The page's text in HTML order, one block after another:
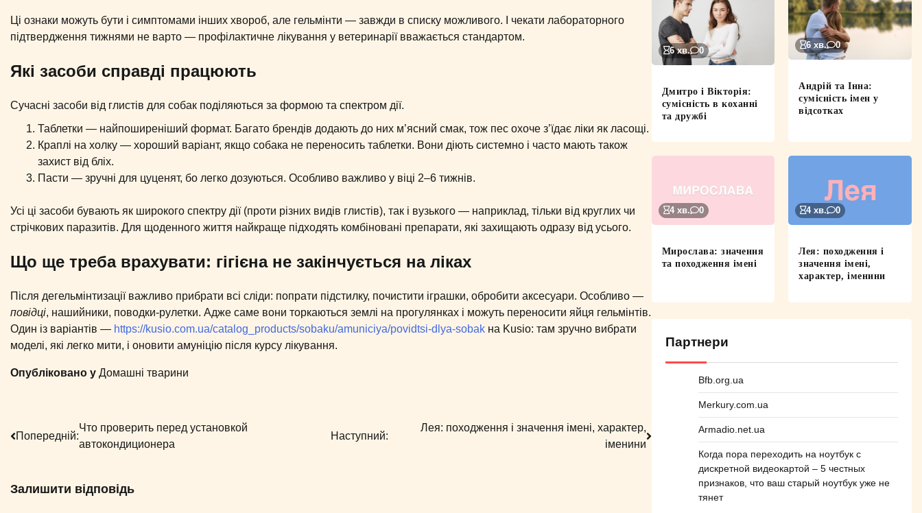
Ці ознаки можуть бути і симптомами інших хвороб, але гельмінти — завжди в списку можливого. І чекати лабораторного
підтвердження тижнями не варто — профілактичне лікування у ветеринарії вважається стандартом.
Які засоби справді працюють
Сучасні засоби від глистів для собак поділяються за формою та спектром дії.
Таблетки — найпоширеніший формат. Багато брендів додають до них м’ясний смак, тож пес охоче з’їдає ліки як ласощі.
Краплі на холку — хороший варіант, якщо собака не переносить таблетки. Вони діють системно і часто мають також
захист від бліх.
Пасти — зручні для цуценят, бо легко дозуються. Особливо важливо у віці 2–6 тижнів.
Усі ці засоби бувають як широкого спектру дії (проти різних видів глистів), так і вузького — наприклад, тільки від круглих чи
стрічкових паразитів. Для щоденного життя найкраще підходять комбіновані препарати, які захищають одразу від усього.
Що ще треба врахувати: гігієна не закінчується на ліках
Після дегельмінтизації важливо прибрати всі сліди: попрати підстилку, почистити іграшки, обробити аксесуари. Особливо —
повідці, нашийники, поводки-рулетки. Адже саме вони торкаються землі на прогулянках і можуть переносити яйця гельмінтів.
Один із варіантів — https://kusio.com.ua/catalog_products/sobaku/amuniciya/povidtsi-dlya-sobak на Kusio: там зручно вибрати
моделі, які легко мити, і оновити амуніцію після курсу лікування.
Опубліковано у Домашні тварини
Навігація
Попередній:
Что проверить перед установкой
автокондиционера
Наступний:
Лея: походження і значення імені, характер,
іменини
Залишити відповідь
6 хв. 0
Дмитро і Вікторія:
сумісність в коханні
та дружбі
6 хв. 0
Андрій та Інна:
сумісність імен у
відсотках
4 хв. 0
Мирослава: значення
та походження імені
4 хв. 0
Лея: походження і
значення імені,
характер, іменини
Партнери
Bfb.org.ua
Merkury.com.ua
Armadio.net.ua
Когда пора переходить на ноутбук с
дискретной видеокартой – 5 честных
признаков, что ваш старый ноутбук уже не
тянет